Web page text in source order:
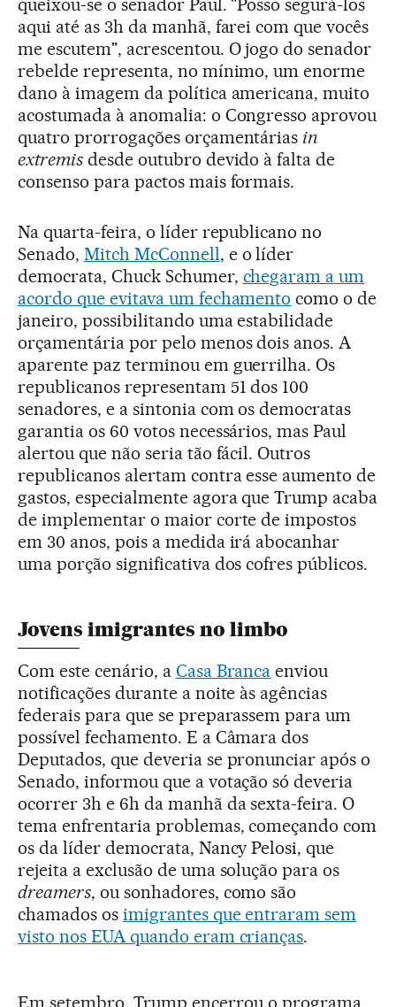
queixou-se o senador Paul. "Posso segurá-los
aqui até as 3h da manhã, farei com que vocês
me escutem", acrescentou. O jogo do senador
rebelde representa, no mínimo, um enorme
dano à imagem da política americana, muito
acostumada à anomalia: o Congresso aprovou
quatro prorrogações orçamentárias in
extremisdesde outubro devido à falta de
consenso para pactos mais formais.
Na quarta-feira, o líder republicano no
Senado, Mitch McConnell, e o líder
democrata, Chuck Schumer, chegaram a um
acordo que evitava um fechamento como o de
janeiro, possibilitando uma estabilidade
orçamentária por pelo menos dois anos. A
aparente paz terminou em guerrilha. Os
republicanos representam 51 dos 100
senadores, e a sintonia com os democratas
garantia os 60 votos necessários, mas Paul
alertou que não seria tão fácil. Outros
republicanos alertam contra esse aumento de
gastos, especialmente agora que Trump acaba
de implementar o maior corte de impostos
em 30 anos, pois a medida irá abocanhar
uma porção significativa dos cofres públicos.
Jovens imigrantes no limbo
Com este cenário, a Casa Branca enviou
notificações durante a noite às agências
federais para que se preparassem para um
possível fechamento. E a Câmara dos
Deputados, que deveria se pronunciar após o
Senado, informou que a votação só deveria
ocorrer 3h e 6h da manhã da sexta-feira. O
tema enfrentaria problemas, começando com
os da líder democrata, Nancy Pelosi, que
rejeita a exclusão de uma solução para os
dreamers, ou sonhadores, como são
chamados os imigrantes que entraram sem
visto nos EUA quando eram crianças.
Em setembro, Trump encerrou o programa